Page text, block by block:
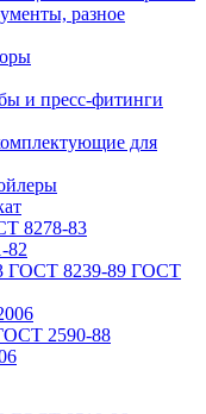
разное
и пресс-фитинги
для
8278-83
82
ГОСТ 8239-89 ГОСТ
2590-88